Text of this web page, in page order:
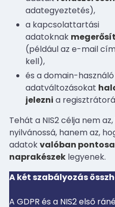
adategyeztetés),
a kapcsolattartási
adatoknak
(például az e-mail
kell),
és a domain-
adatváltozásokat
jelezni a
Tehát a NIS2 célja nem
nyilvánossá, hanem az,
adatokvalóban
naprakészek legyenek.
A két szabályozás
A GDPR és a NIS2 első